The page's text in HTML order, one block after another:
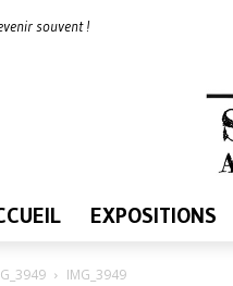
souvent !
EXPOSITIONS
IMG_3949